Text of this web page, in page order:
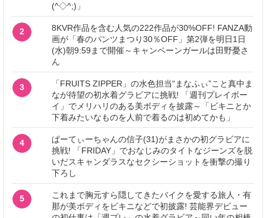
(^◇^;)」
2
8KVR作品を含む人気の222作品が30%OFF! FANZA動
画が「春のパンツまつり30％OFF」第2弾を明日1日
(水)朝9:59まで開催～キャンペーンガールは田野憂さ
ん
3
「FRUITS ZIPPER」の水色担当“まなふぃ”こと真中ま
なが待望の初水着グラビアに挑戦! 「週刊プレイボー
イ」でメリハリのある美ボディを披露～「ビキニとか
下着みたいなものを人前で着るのは初めてかも」
4
ぱーてぃーちゃんの信子(31)がまさかの初グラビアに
挑戦! 「FRIDAY」でおなじみのタイトなジーンズを脱
いだスキャンダラスなセクシーショットを衝撃の撮り
下ろし
5
これまで胸元すら隠してきたバイクを愛する旅人・有
那が美ボディをビキニなどで初披露! 芸能界デビュー